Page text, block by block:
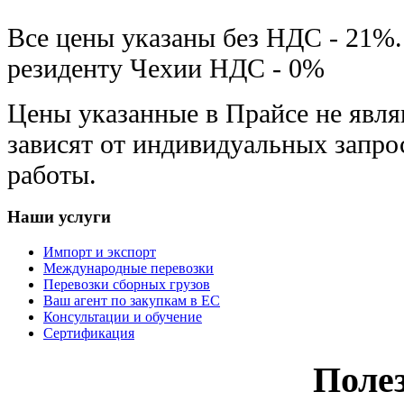
Все цены указаны без НДС -
резиденту Чехии НДС - 0%
Цены указанные в Прайсе не
зависят от индивидуальных
работы.
Наши услуги
Импорт и экспорт
Международные перевозки
Перевозки сборных грузов
Ваш агент по закупкам в ЕС
Консультации и обучение
Сертификация